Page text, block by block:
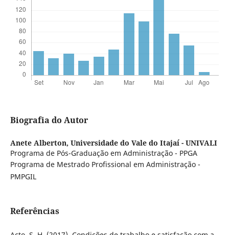
Biografia do Autor
Anete Alberton, Universidade do Vale do Itajaí - UNIVALI
Programa de Pós-Graduação em Administração - PPGA
Programa de Mestrado Profissional em Administração -
PMPGIL
Referências